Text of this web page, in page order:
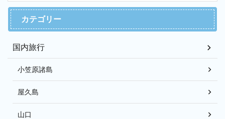
カテゴリー
国内旅行
小笠原諸島
屋久島
山口